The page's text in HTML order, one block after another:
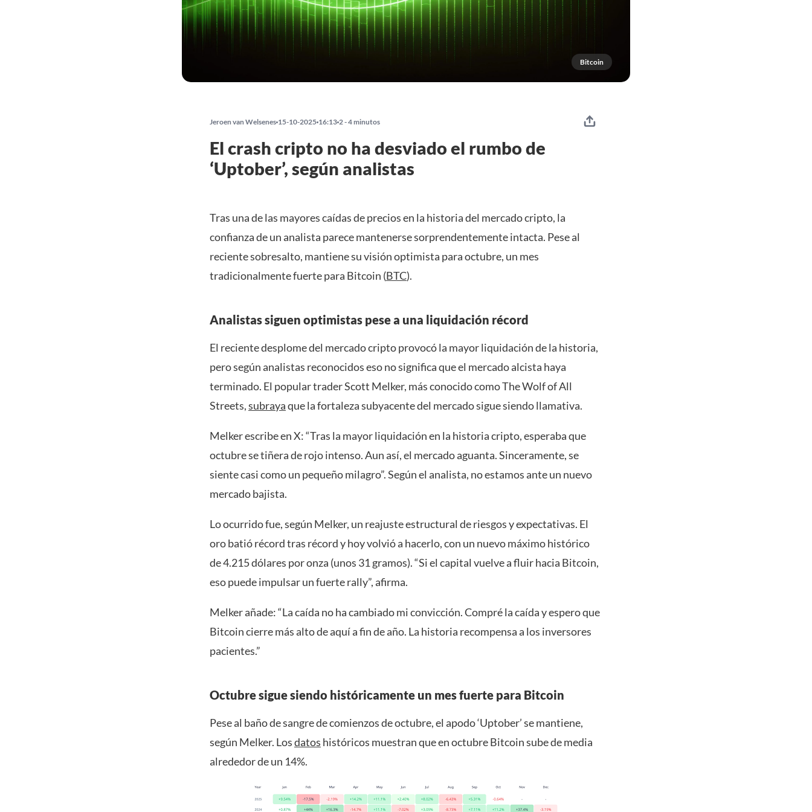
Bitcoin
Jeroen van Welsenes 15-10-2025 16:13 2 - 4 minutos
El crash cripto no ha desviado el rumbo de
‘Uptober’, según analistas
Tras una de las mayores caídas de precios en la historia del mercado cripto, la
confianza de un analista parece mantenerse sorprendentemente intacta. Pese al
reciente sobresalto, mantiene su visión optimista para octubre, un mes
tradicionalmente fuerte para Bitcoin (BTC).
Analistas siguen optimistas pese a una liquidación récord
El reciente desplome del mercado cripto provocó la mayor liquidación de la historia,
pero según analistas reconocidos eso no significa que el mercado alcista haya
terminado. El popular trader Scott Melker, más conocido como The Wolf of All
Streets,subrayaque la fortaleza subyacente del mercado sigue siendo llamativa.
Melker escribe en X: “Tras la mayor liquidación en la historia cripto, esperaba que
octubre se tiñera de rojo intenso. Aun así, el mercado aguanta. Sinceramente, se
siente casi como un pequeño milagro”. Según el analista, no estamos ante un nuevo
mercado bajista.
Lo ocurrido fue, según Melker, un reajuste estructural de riesgos y expectativas. El
oro batió récord tras récord y hoy volvió a hacerlo, con un nuevo máximo histórico
de 4.215 dólares por onza (unos 31 gramos). “Si el capital vuelve a fluir hacia Bitcoin,
eso puede impulsar un fuerte rally”, afirma.
Melker añade: “La caída no ha cambiado mi convicción. Compré la caída y espero que
Bitcoin cierre más alto de aquí a fin de año. La historia recompensa a los inversores
pacientes.”
Octubre sigue siendo históricamente un mes fuerte para Bitcoin
Pese al baño de sangre de comienzos de octubre, el apodo ‘Uptober’ se mantiene,
según Melker. Losdatos históricos muestran que en octubre Bitcoin sube de media
alrededor de un 14%.